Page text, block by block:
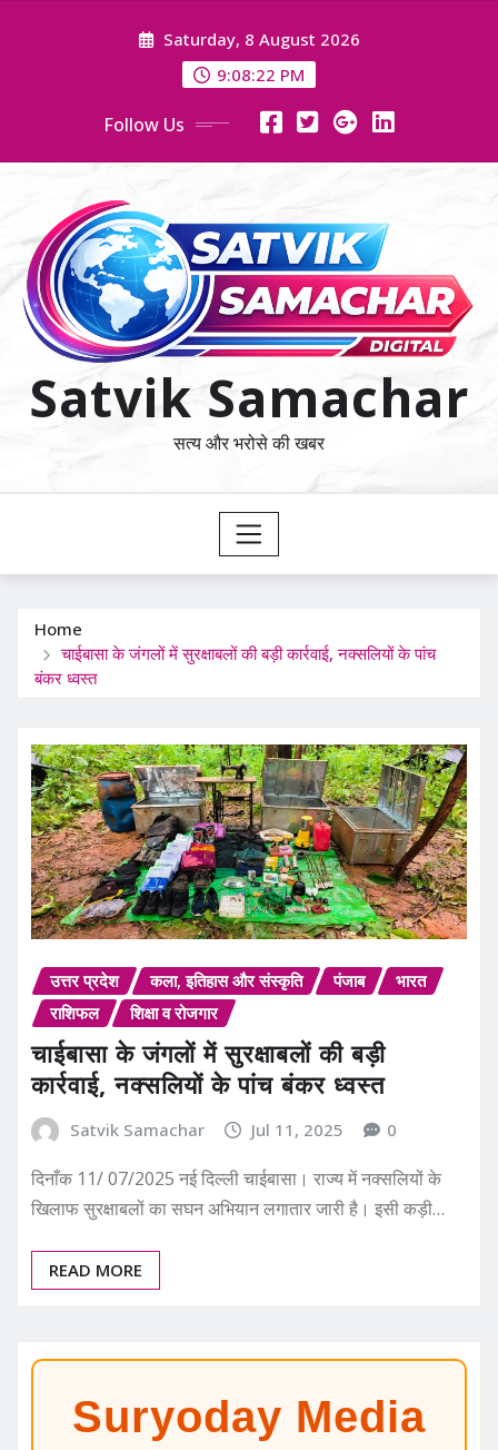
Saturday, 8 August 2026
9:08:23 PM
Follow Us
Satvik Samachar
सत्य और भरोसे की खबर
Home
चाईबासा के जंगलों में सुरक्षाबलों की बड़ी कार्रवाई, नक्सलियों के पांच
बंकर ध्वस्त
उत्तर प्रदेश कला, इतिहास और संस्कृति पंजाब
भारत
राशिफल
शिक्षा व रोजगार
चाईबासा के जंगलों में सुरक्षाबलों की बड़ी
कार्रवाई, नक्सलियों के पांच बंकर ध्वस्त
Satvik Samachar Jul 11, 2025 0
दिनाँक 11/ 07/2025 नई दिल्ली चाईबासा। राज्य में नक्सलियों के
खिलाफ सुरक्षाबलों का सघन अभियान लगातार जारी है। इसी कड़ी…
READ MORE
Suryoday Media